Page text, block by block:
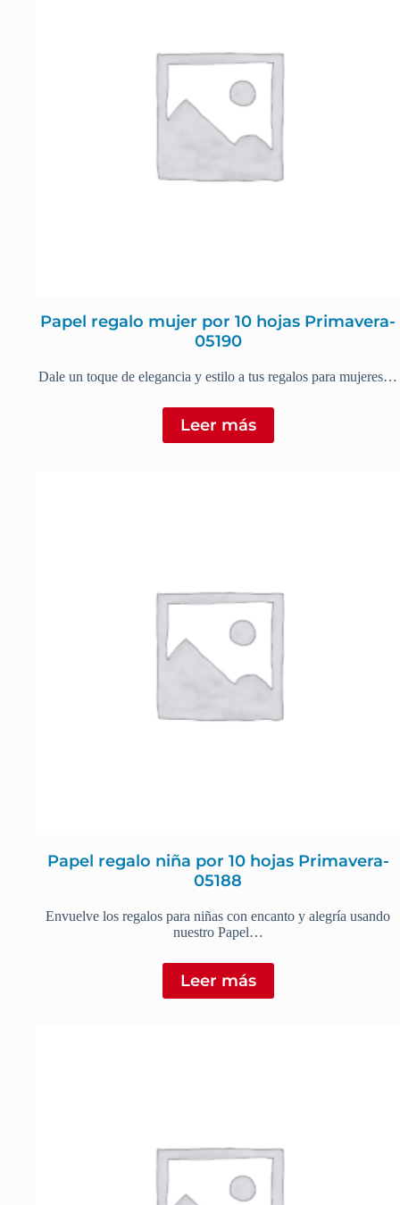
Papel regalo mujer por 10 hojas Primavera-
05190
Dale un toque de elegancia y estilo a tus regalos para mujeres…
Leer más
Papel regalo niña por 10 hojas Primavera-
05188
Envuelve los regalos para niñas con encanto y alegría usando
nuestro Papel…
Leer más